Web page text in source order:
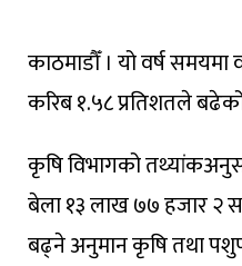
काठमाडौँ । यो वर्ष समयमा
करिब १.५८ प्रतिशतले
कृषि विभागको
बेला १३ लाख ७७ हजार २
बढ्ने अनुमान कृषि तथा